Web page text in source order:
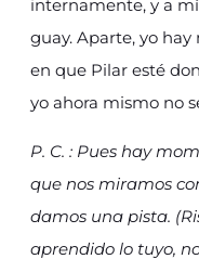
internamente, y a
guay. Aparte, yo
en que Pilar esté
yo ahora mismo no
P. C. : Pues hay
que nos miramos
damos una pista.
aprendido lo tuyo,